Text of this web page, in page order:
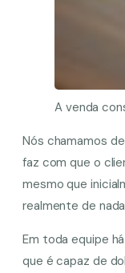
A venda
Nós chamamos
faz com que o
mesmo que
realmente de
Em toda equipe
que é capaz de